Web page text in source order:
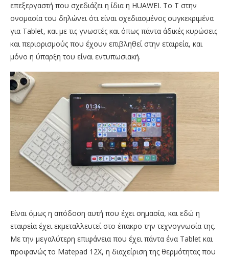
επεξεργαστή που σχεδιάζει η ίδια η HUAWEI. To T στην
ονομασία του δηλώνει ότι είναι σχεδιασμένος συγκεκριμένα
για Tablet, και με τις γνωστές και όπως πάντα άδικές κυρώσεις
και περιορισμούς που έχουν επιβληθεί στην εταιρεία, και
μόνο η ύπαρξη του είναι εντυπωσιακή.
Είναι όμως η απόδοση αυτή που έχει σημασία, και εδώ η
εταιρεία έχει εκμεταλλευτεί στο έπακρο την τεχνογνωσία της.
Με την μεγαλύτερη επιφάνεια που έχει πάντα ένα Tablet και
προφανώς το Matepad 12X, η διαχείριση της θερμότητας που